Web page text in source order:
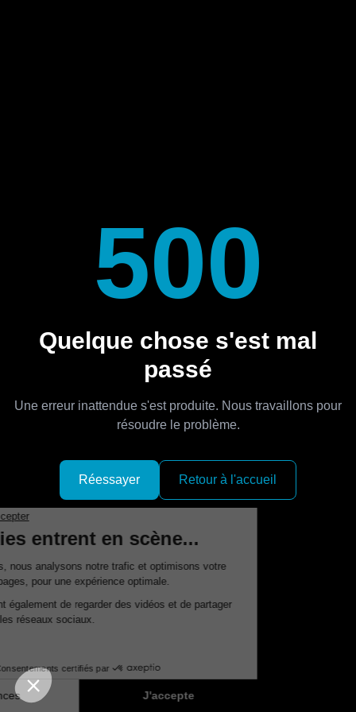
500
Quelque chose s'est mal
passé
Une erreur inattendue s'est produite. Nous travaillons pour
résoudre le problème.
Réessayer Retour à l'accueil